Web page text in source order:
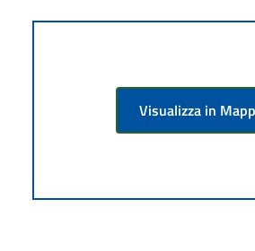
Visualizza in